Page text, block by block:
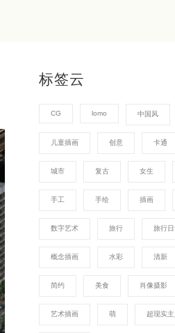
标签云
CG lomo 中国风
儿童插画 创意 卡通
城市 复古 女生
手工 手绘 插画
数字艺术 旅行 旅行日
概念插画 水彩 清新
简约 美食 肖像摄影
艺术插画 萌 超现实主